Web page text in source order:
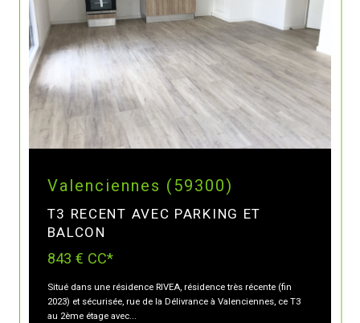
Valenciennes (59300)
T3 RECENT AVEC PARKING ET
BALCON
843 € CC*
Situé dans une résidence RIVEA, résidence très récente (fin
2023) et sécurisée, rue de la Délivrance à Valenciennes, ce T3
au 2ème étage avec...